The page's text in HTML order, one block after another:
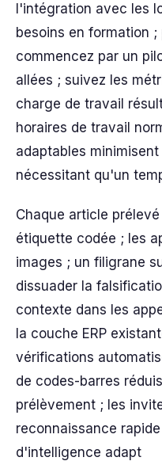
l'intégration avec les
besoins en formation ;
commencez par un
allées ; suivez les
charge de travail
horaires de travail
adaptables
nécessitant qu'un
Chaque article
étiquette codée ; les
images ; un filigrane
dissuader la
contexte dans les
la couche ERP
vérifications
de codes-barres
prélèvement ; les
reconnaissance
d'intelligence adapt